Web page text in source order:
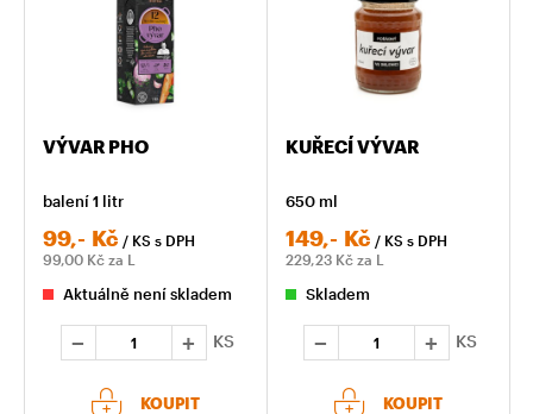
VÝVAR PHO
balení 1 litr
99,- Kč / KS s DPH
99,00 Kč za L
Aktuálně není skladem
KS
KOUPIT
KUŘECÍ VÝVAR
650 ml
149,- Kč / KS s DPH
229,23 Kč za L
Skladem
KS
KOUPIT